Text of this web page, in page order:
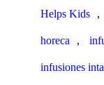
Helps Kids ,
horeca ,
infusiones